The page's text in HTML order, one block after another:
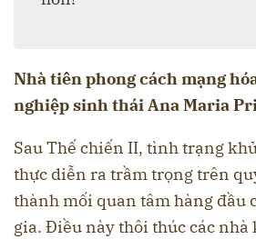
Nhà tiên phong cách mạng
nghiệp sinh thái Ana Maria
Sau Thế chiến II, tình trạng
thực diễn ra trầm trọng trên
thành mối quan tâm hàng đầu
gia. Điều này thôi thúc các nhà